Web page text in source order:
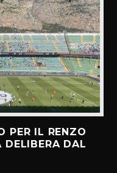
PER IL RENZO
DELIBERA DAL